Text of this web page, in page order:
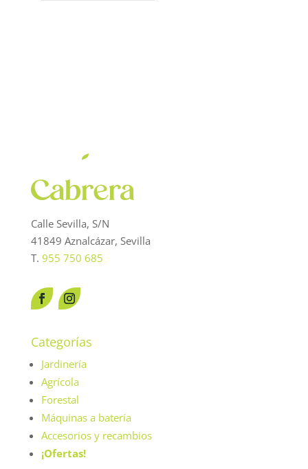
Calle Sevilla, S/N
41849 Aznalcázar, Sevilla
T. 955 750 685
Categorías
Jardinería
Agrícola
Forestal
Máquinas a batería
Accesorios y recambios
¡Ofertas!